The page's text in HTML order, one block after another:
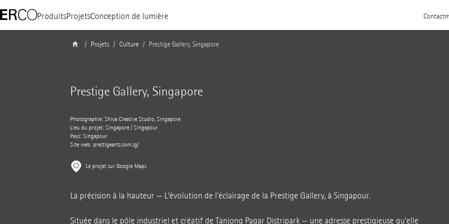
ProduitsProjetsConception de lumière Contact
Projets Culture Prestige Gallery, Singapore
Prestige Gallery, Singapore
Photographie: Shiya Creative Studio, Singapore
Lieu du projet: Singapore / Singapour
Pays: Singapour
Site web: prestigearts.com.sg/
Le projet sur Google Maps
La précision à la hauteur — L'évolution de l'éclairage de la Prestige Gallery, à Singapour.
Située dans le pôle industriel et créatif de Tanjong Pagar Distripark — une adresse prestigieuse qu'elle